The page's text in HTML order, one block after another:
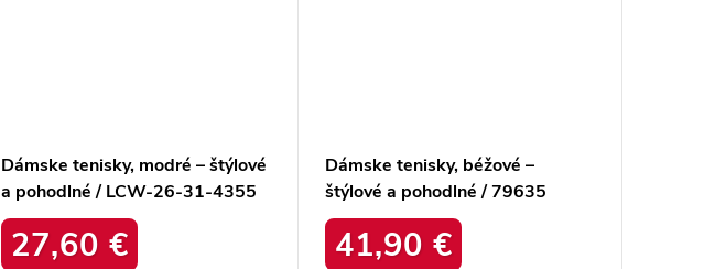
Dámske tenisky, modré – štýlové
a pohodlné / LCW-26-31-4355
NAVY
27,60 €
Dámske tenisky, béžové –
štýlové a pohodlné / 79635
BEŻOWY
41,90 €